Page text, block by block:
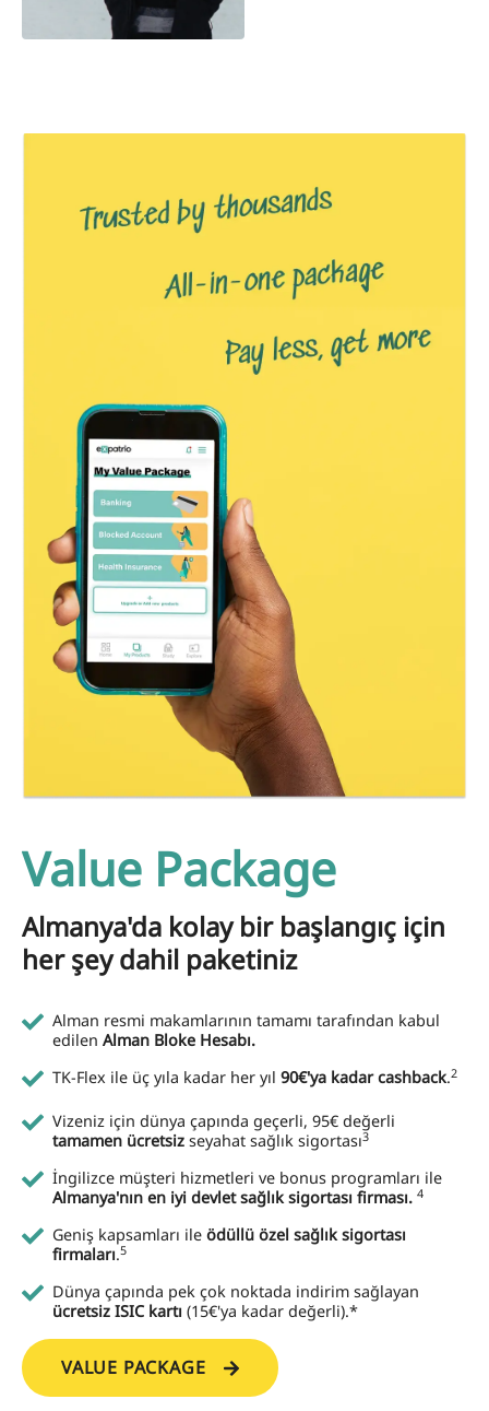
Value Package
Almanya'da kolay bir başlangıç için
her şey dahil paketiniz
Alman resmi makamlarının tamamı tarafından kabul
edilen Alman Bloke Hesabı.
TK-Flex ile üç yıla kadar her yıl 90€'ya kadar cashback.2
Vizeniz için dünya çapında geçerli, 95€ değerli
tamamen ücretsiz seyahat sağlık sigortası3
İngilizce müşteri hizmetleri ve bonus programları ile
Almanya'nın en iyi devlet sağlık sigortası firması. 4
Geniş kapsamları ile ödüllü özel sağlık sigortası
firmaları.5
Dünya çapında pek çok noktada indirim sağlayan
ücretsiz ISIC kartı (15€'ya kadar değerli).*
VALUE PACKAGE